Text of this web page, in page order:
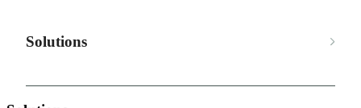
Solutions